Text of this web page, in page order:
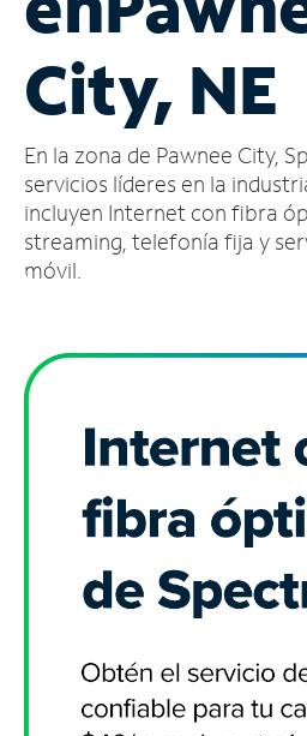
cuenta
Encuentra
tienda
City, NE
En la zona de Pawnee City,
servicios líderes en la
incluyen Internet con fibra
streaming, telefonía fija y
móvil.